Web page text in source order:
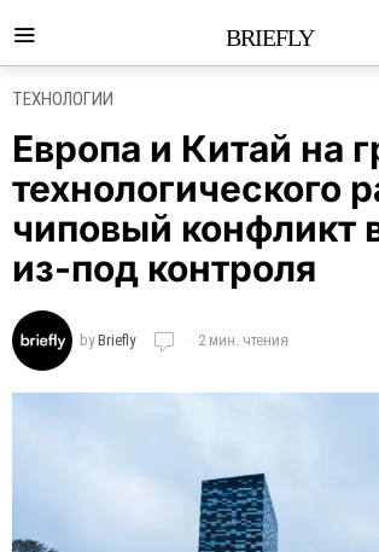
BRIEFLY
ТЕХНОЛОГИИ
Европа и Китай на
технологического
чиповый конфликт
из-под контроля
byBriefly 2 мин. чтения